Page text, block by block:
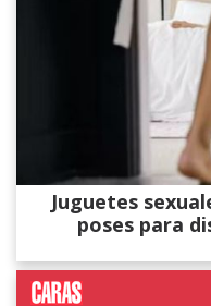
Juguetes
poses para